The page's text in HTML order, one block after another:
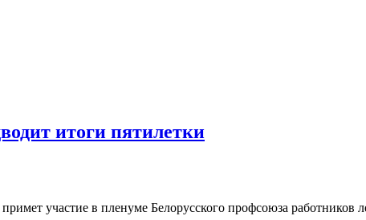
итоги пятилетки
участие в пленуме Белорусского профсоюза работников